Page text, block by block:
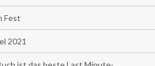
Fest
2021